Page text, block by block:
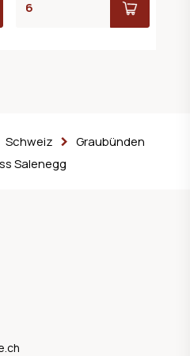
Schweiz
Graubünden
Salenegg